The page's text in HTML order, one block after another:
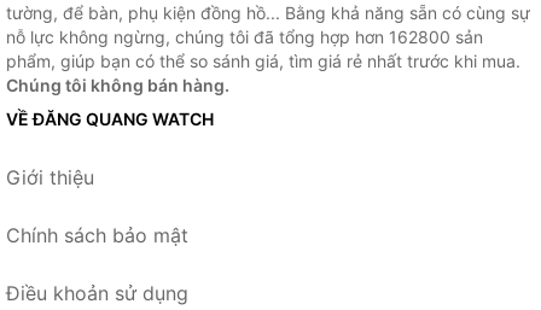
tường, để bàn, phụ kiện đồng hồ... Bằng khả năng sẵn có cùng sự
nỗ lực không ngừng, chúng tôi đã tổng hợp hơn 162800 sản
phẩm, giúp bạn có thể so sánh giá, tìm giá rẻ nhất trước khi mua.
Chúng tôi không bán hàng.
VỀ ĐĂNG QUANG WATCH
Giới thiệu
Chính sách bảo mật
Điều khoản sử dụng